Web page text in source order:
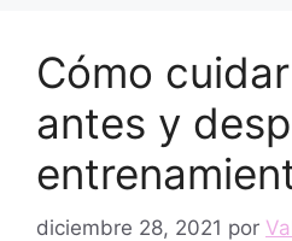
Cómo
antes y
diciembre 28, 2021 por